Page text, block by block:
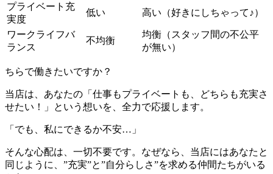
プライベート充
実度
低い 高い（好きにしちゃって♪）
ワークライフバ
ランス
不均衡
均衡（スタッフ間の不公平
が無い）
ちらで働きたいですか？
当店は、あなたの「仕事もプライベートも、どちらも充実さ
せたい！」という想いを、全力で応援します。
「でも、私にできるか不安…」
そんな心配は、一切不要です。なぜなら、当店にはあなたと
同じように、”充実”と”自分らしさ”を求める仲間たちがいる